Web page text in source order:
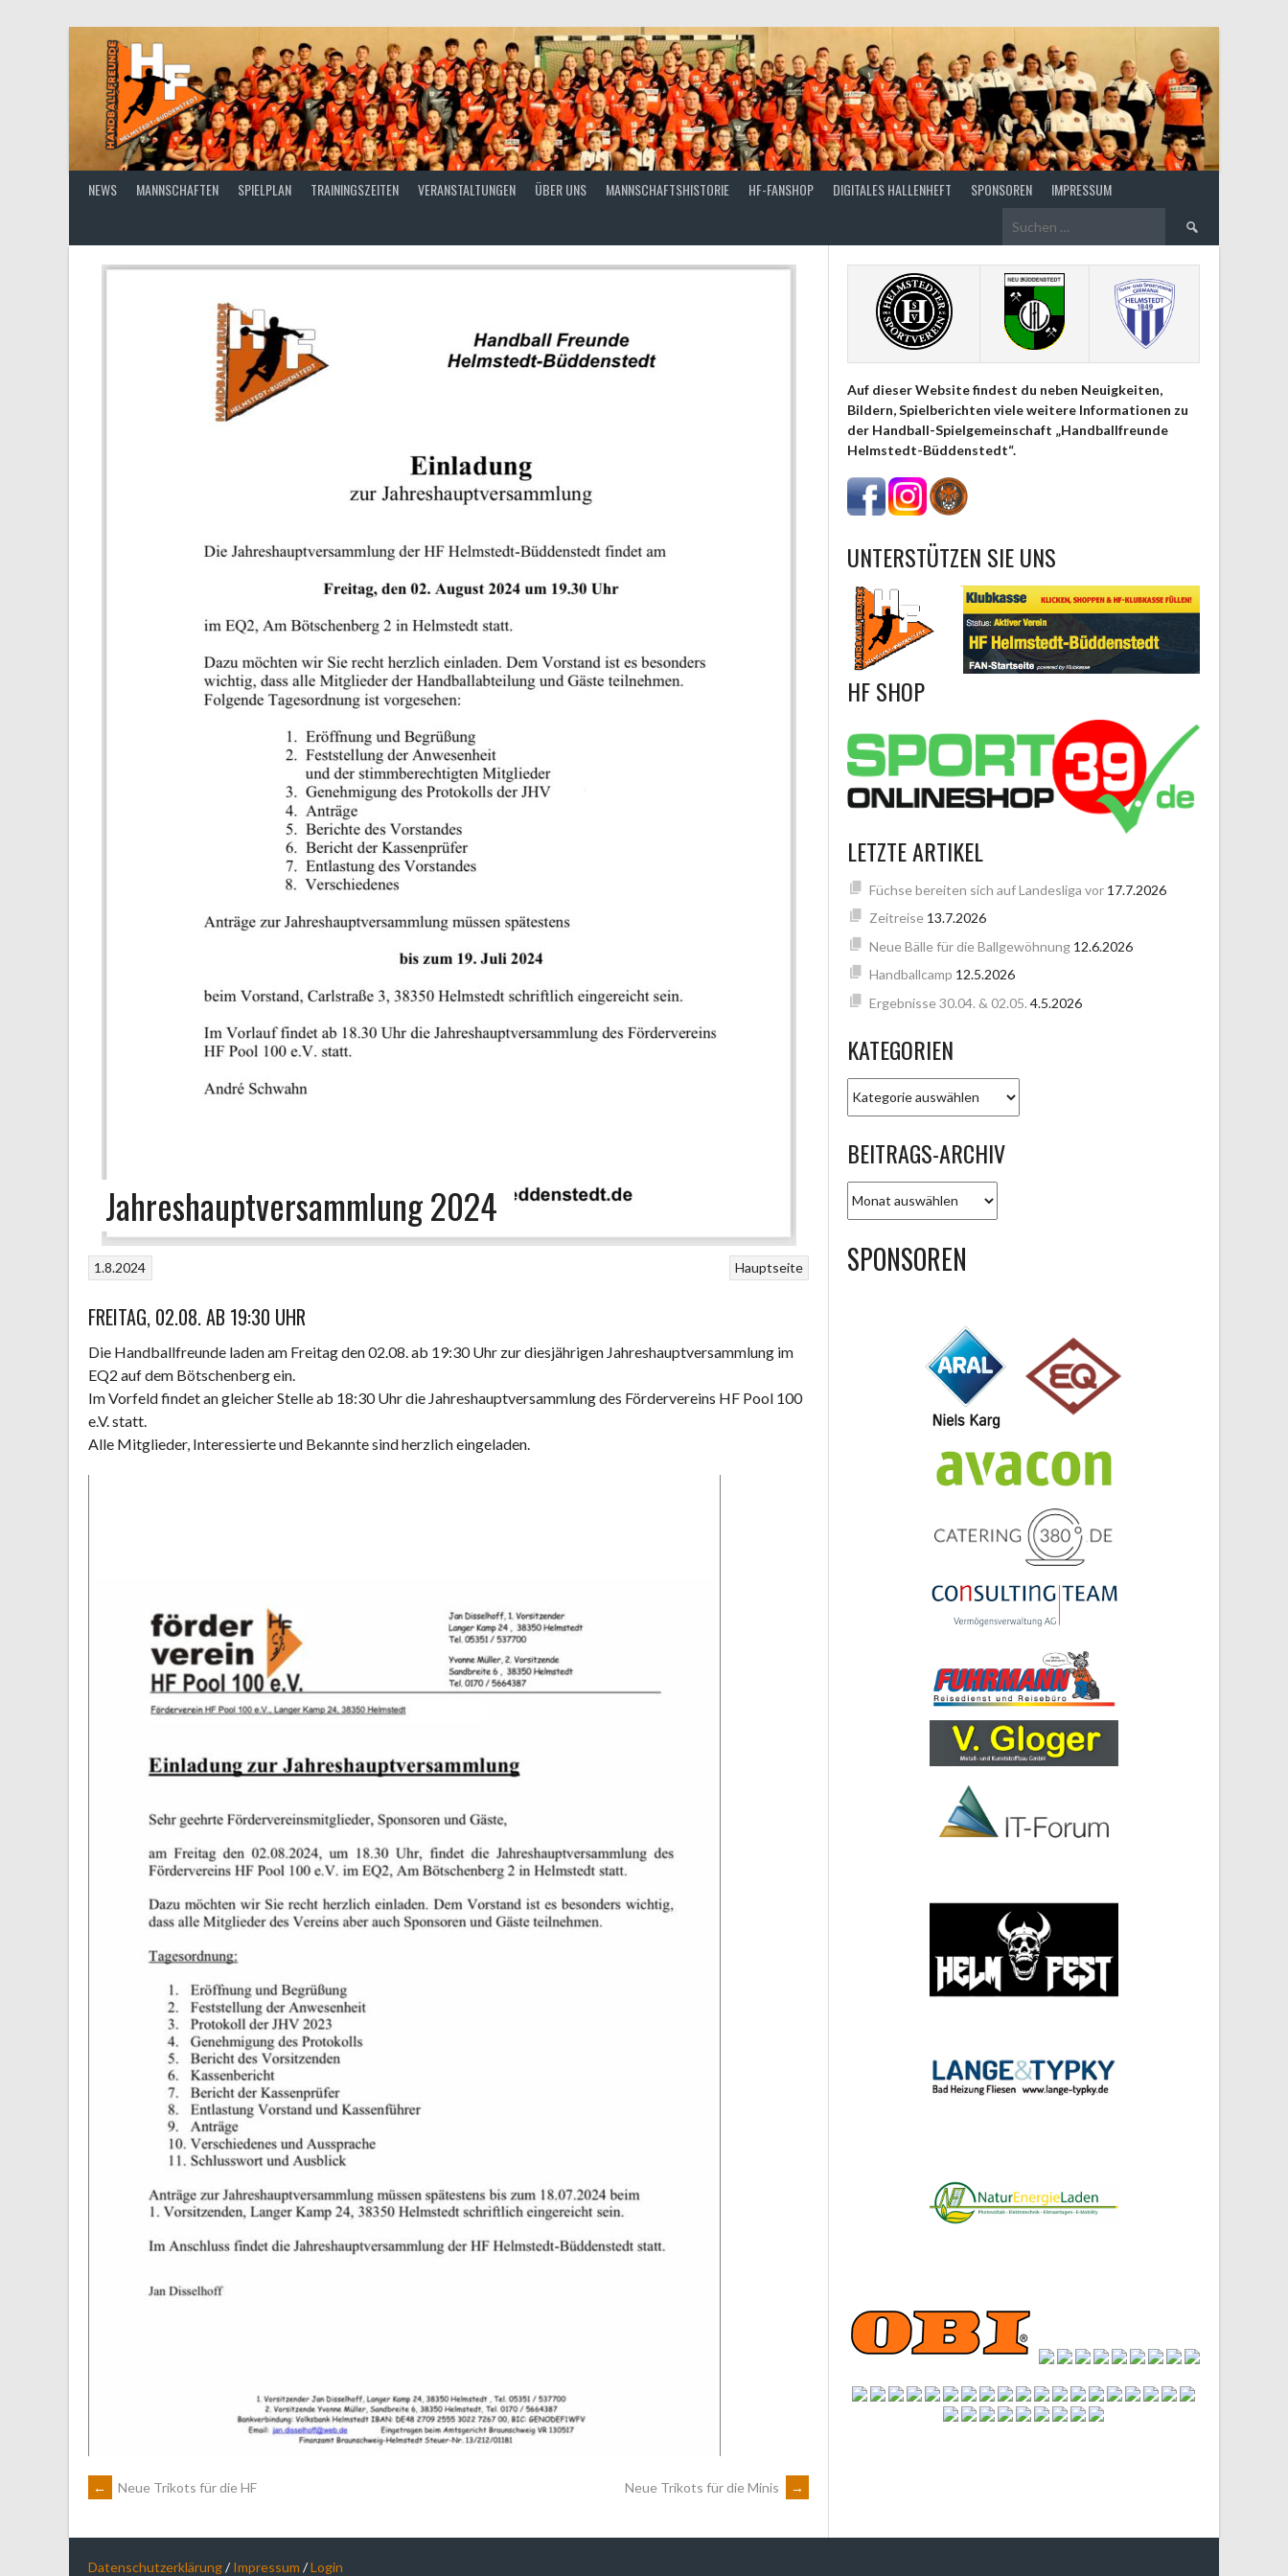
NEWS MANNSCHAFTEN SPIELPLAN TRAININGSZEITEN VERANSTALTUNGEN ÜBER UNS MANNSCHAFTSHISTORIE HF-FANSHOP DIGITALES HALLENHEFT SPONSOREN IMPRESSUM
Suchen
Jahreshauptversammlung 2024
Hauptseite
1.8.2024
FREITAG, 02.08. AB 19:30 UHR
Die Handballfreunde laden am Freitag den 02.08. ab 19:30 Uhr zur diesjährigen Jahreshauptversammlung im
EQ2 auf dem Bötschenberg ein.
Im Vorfeld findet an gleicher Stelle ab 18:30 Uhr die Jahreshauptversammlung des Fördervereins HF Pool 100
e.V. statt.
Alle Mitglieder, Interessierte und Bekannte sind herzlich eingeladen.
ARTIKEL-
NAVIGATION
← Neue Trikots für die HF Neue Trikots für die Minis →
Auf dieser Website findest du neben Neuigkeiten,
Bildern, Spielberichten viele weitere Informationen zu
der Handball-Spielgemeinschaft „Handballfreunde
Helmstedt-Büddenstedt“.
UNTERSTÜTZEN SIE UNS
HF SHOP
LETZTE ARTIKEL
Füchse bereiten sich auf Landesliga vor 17.7.2026
Zeitreise 13.7.2026
Neue Bälle für die Ballgewöhnung 12.6.2026
Handballcamp 12.5.2026
Ergebnisse 30.04. & 02.05. 4.5.2026
KATEGORIEN
BEITRAGS-ARCHIV
ARCHIV
SPONSOREN
Datenschutzerklärung/Impressum /Login